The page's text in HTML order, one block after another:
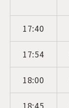
17:40
17:54
18:00
18:45